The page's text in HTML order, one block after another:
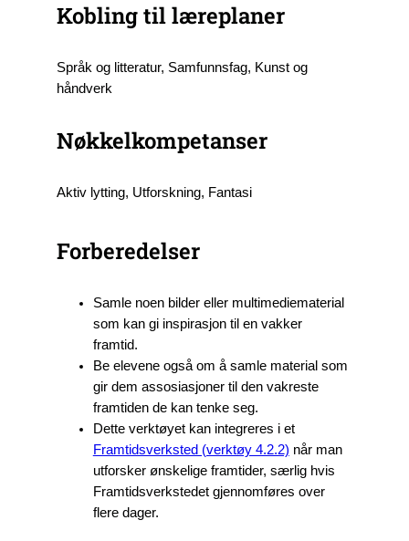
Kobling til læreplaner
Språk og litteratur, Samfunnsfag, Kunst og
håndverk
Nøkkelkompetanser
Aktiv lytting, Utforskning, Fantasi
Forberedelser
Samle noen bilder eller multimediematerial
som kan gi inspirasjon til en vakker
framtid.
Be elevene også om å samle material som
gir dem assosiasjoner til den vakreste
framtiden de kan tenke seg.
Dette verktøyet kan integreres i et
Framtidsverksted (verktøy 4.2.2) når man
utforsker ønskelige framtider, særlig hvis
Framtidsverkstedet gjennomføres over
flere dager.